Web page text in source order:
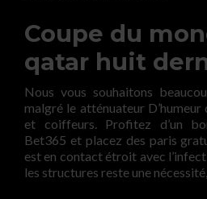
Coupe du
qatar huit
Nous vous souhaitons
malgré le atténuateur
et coiffeurs. Profitez d’un
Bet365 et placez des paris
est en contact étroit avec
les structures reste une